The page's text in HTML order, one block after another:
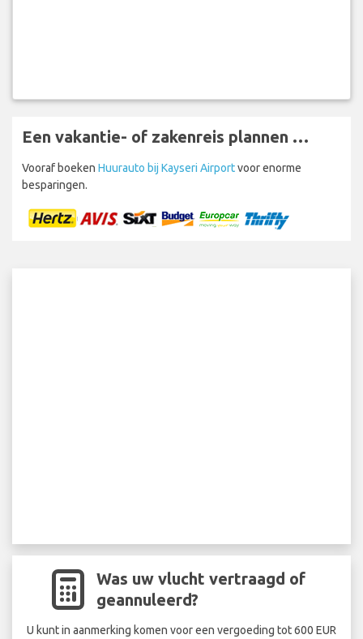
Een vakantie- of zakenreis plannen …
Vooraf boeken Huurauto bij Kayseri Airportvoor enorme
besparingen.
Was uw vlucht vertraagd of
geannuleerd?
U kunt in aanmerking komen voor een vergoeding tot 600 EUR